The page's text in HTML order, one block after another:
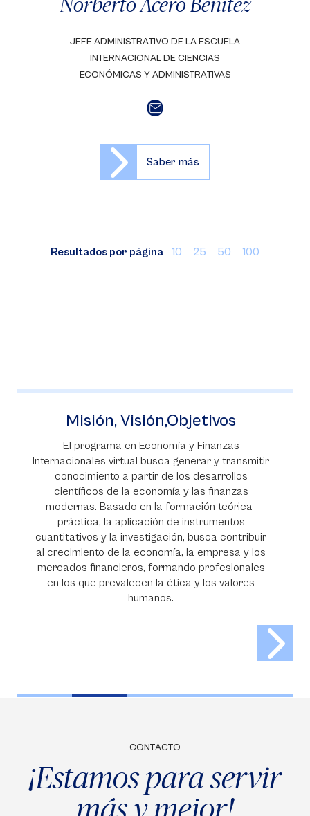
JEFE ADMINISTRATIVO DE LA ESCUELA
INTERNACIONAL DE CIENCIAS
ECONÓMICAS Y ADMINISTRATIVAS
Saber más
Resultados por página 10 25 50 100
Misión, Visión,Objetivos
El programa en Economía y Finanzas
Internacionales virtual busca generar y transmitir
conocimiento a partir de los desarrollos
científicos de la economía y las finanzas
modernas. Basado en la formación teórica-
práctica, la aplicación de instrumentos
cuantitativos y la investigación, busca contribuir
al crecimiento de la economía, la empresa y los
mercados financieros, formando profesionales
en los que prevalecen la ética y los valores
humanos.
CONTACTO
¡Estamos para servir
más y mejor!